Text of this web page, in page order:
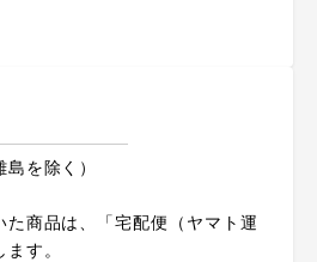
を除く）
た商品は、「宅配便（ヤマト運
す。